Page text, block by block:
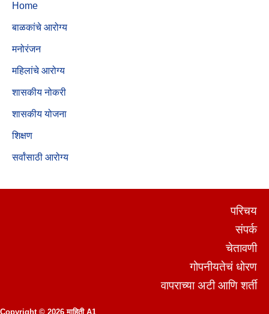
Home
बाळकांचे आरोग्य
मनोरंजन
महिलांचे आरोग्य
शासकीय नोकरी
शासकीय योजना
शिक्षण
सर्वांसाठी आरोग्य
परिचय
संपर्क
चेतावणी
गोपनीयतेचं धोरण
वापराच्या अटी आणि शर्ती
Copyright © 2026 माहिती A1